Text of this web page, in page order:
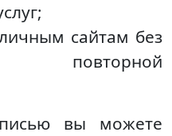
сайтам без
повторной
вы можете